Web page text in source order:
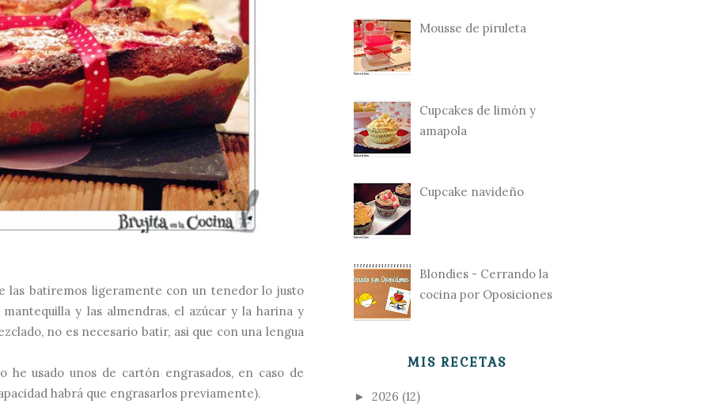
las batiremos ligeramente con un tenedor lo justo
y las almendras, el azúcar y la harina y
no es necesario batir, asi que con una lengua
he usado unos de cartón engrasados, en caso de
habrá que engrasarlos previamente).
Mousse de piruleta
Cupcakes de limón y
amapola
Cupcake navideño
Blondies - Cerrando la
cocina por Oposiciones
MIS RECETAS
► 2026 (12)